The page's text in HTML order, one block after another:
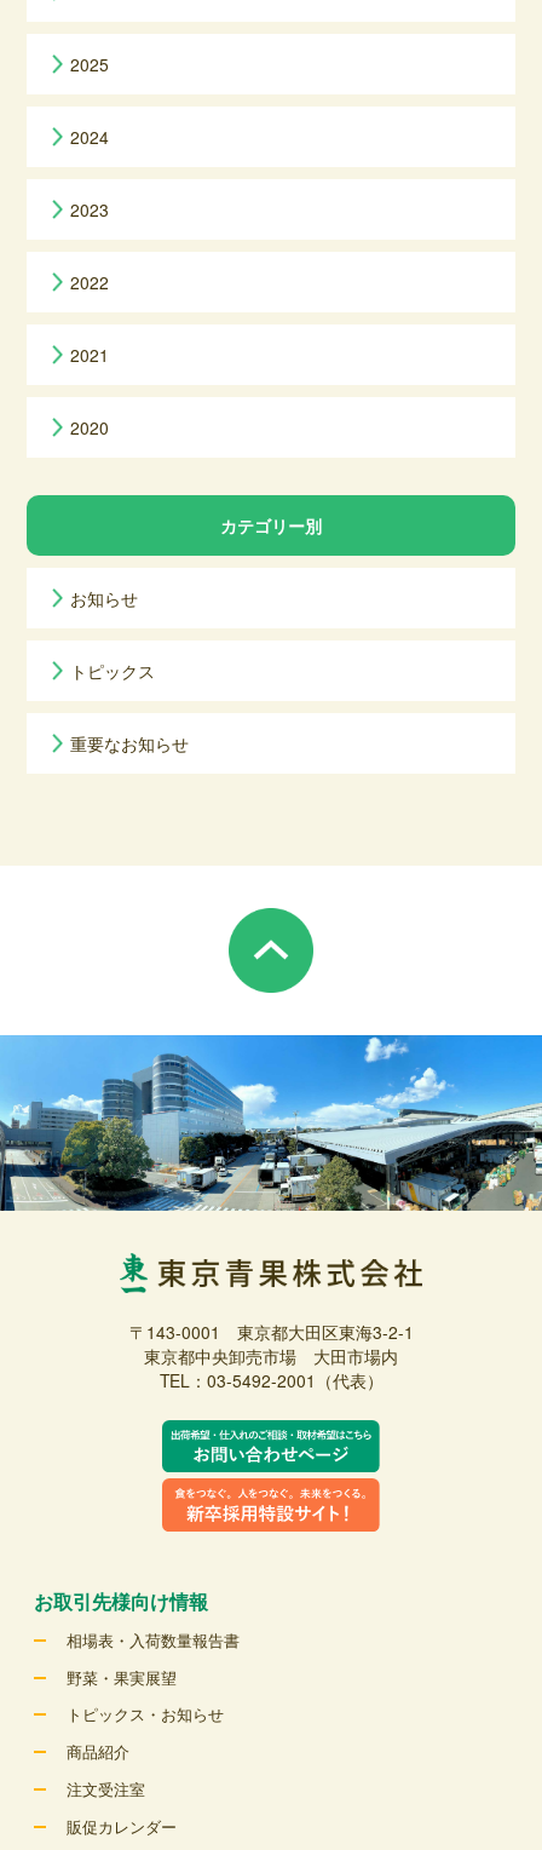
2025
2024
2023
2022
2021
2020
カテゴリー別
お知らせ
トピックス
重要なお知らせ
〒143-0001 東京都大田区東海3-2-1
東京都中央卸売市場 大田市場内
TEL：03-5492-2001（代表）
お取引先様向け情報
相場表・入荷数量報告書
野菜・果実展望
トピックス・お知らせ
商品紹介
注文受注室
販促カレンダー